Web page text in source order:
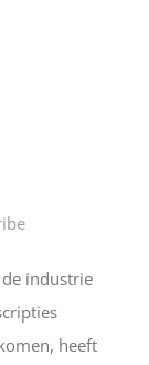
industrie
heeft